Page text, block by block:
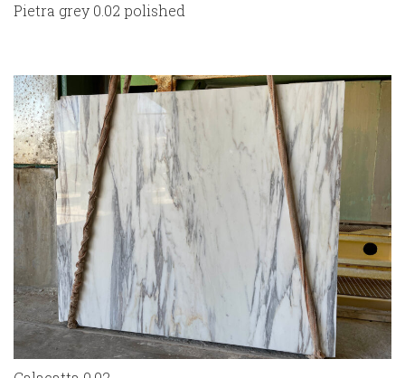
Pietra grey 0.02 polished